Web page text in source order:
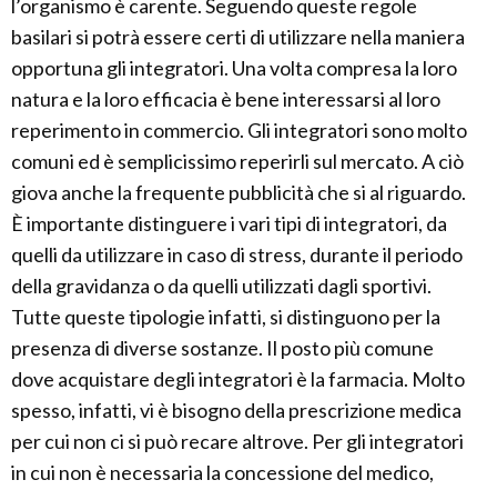
l’organismo è carente. Seguendo queste regole
basilari si potrà essere certi di utilizzare nella maniera
opportuna gli integratori. Una volta compresa la loro
natura e la loro efficacia è bene interessarsi al loro
reperimento in commercio. Gli integratori sono molto
comuni ed è semplicissimo reperirli sul mercato. A ciò
giova anche la frequente pubblicità che si al riguardo.
È importante distinguere i vari tipi di integratori, da
quelli da utilizzare in caso di stress, durante il periodo
della gravidanza o da quelli utilizzati dagli sportivi.
Tutte queste tipologie infatti, si distinguono per la
presenza di diverse sostanze. Il posto più comune
dove acquistare degli integratori è la farmacia. Molto
spesso, infatti, vi è bisogno della prescrizione medica
per cui non ci si può recare altrove. Per gli integratori
in cui non è necessaria la concessione del medico,